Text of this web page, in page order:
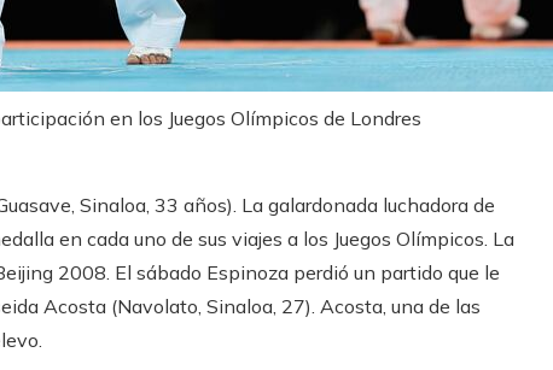
en los Juegos Olímpicos de Londres
Sinaloa, 33 años). La galardonada luchadora de
en cada uno de sus viajes a los Juegos Olímpicos. La
2008. El sábado Espinoza perdió un partido que le
Acosta (Navolato, Sinaloa, 27). Acosta, una de las